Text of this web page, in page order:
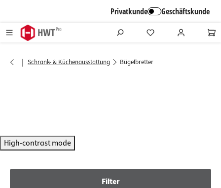
Privatkunde Geschäftskunde
| Schrank- & Küchenausstattung Bügelbretter
High-contrast mode
Filter